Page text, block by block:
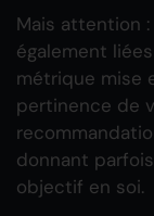
Mais attention
également
métrique mise
pertinence de
donnant parfois
objectif en soi.